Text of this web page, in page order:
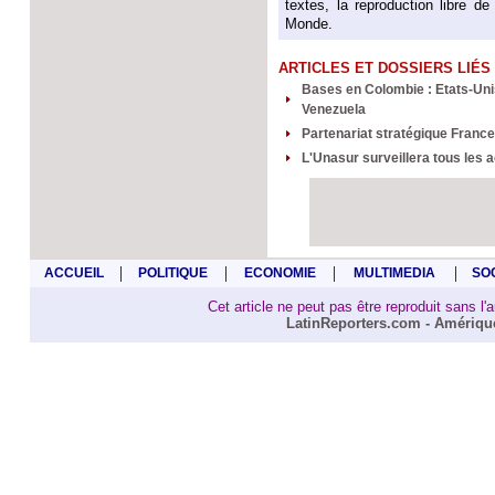
textes, la reproduction libre
Monde.
ARTICLES ET DOSSIERS LIÉS
Bases en Colombie : Etats-
Venezuela
Partenariat stratégique
L'Unasur surveillera tous les
ACCUEIL | POLITIQUE | ECONOMIE | MULTIMEDIA |
Cet article ne peut pas être reproduit sans
LatinReporters.com -